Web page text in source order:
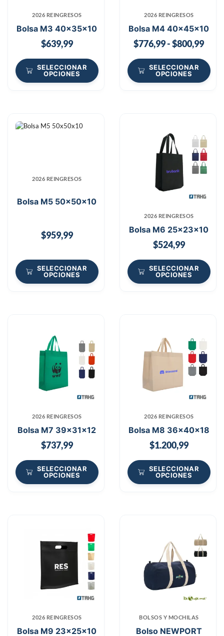
2026 REINGRESOS
Bolsa M3 40x35x10
$639,99
SELECCIONAR
OPCIONES
2026 REINGRESOS
Bolsa M4 40x45x10
$776,99-$800,99
SELECCIONAR
OPCIONES
2026 REINGRESOS
Bolsa M5 50x50x10
$959,99
SELECCIONAR
OPCIONES
2026 REINGRESOS
Bolsa M6 25x23x10
$524,99
SELECCIONAR
OPCIONES
2026 REINGRESOS
Bolsa M7 39x31x12
$737,99
SELECCIONAR
OPCIONES
2026 REINGRESOS
Bolsa M8 36x40x18
$1.200,99
SELECCIONAR
OPCIONES
2026 REINGRESOS
Bolsa M9 23x25x10
BOLSOS Y MOCHILAS
Bolso NEWPORT